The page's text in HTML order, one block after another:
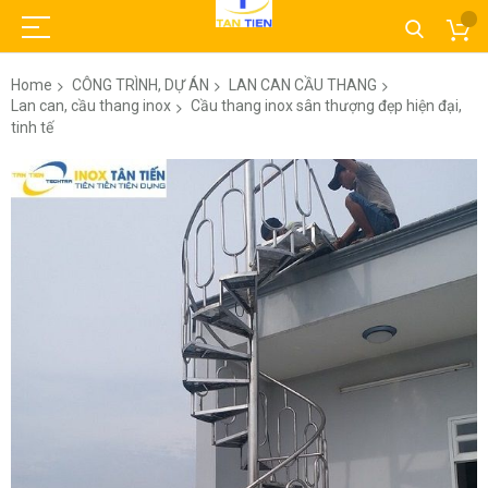
Home CÔNG TRÌNH, DỰ ÁN
LAN CAN CẦU THANG
Lan can, cầu thang inox
Cầu thang inox sân thượng đẹp hiện đại,
tinh tế
Skip
to